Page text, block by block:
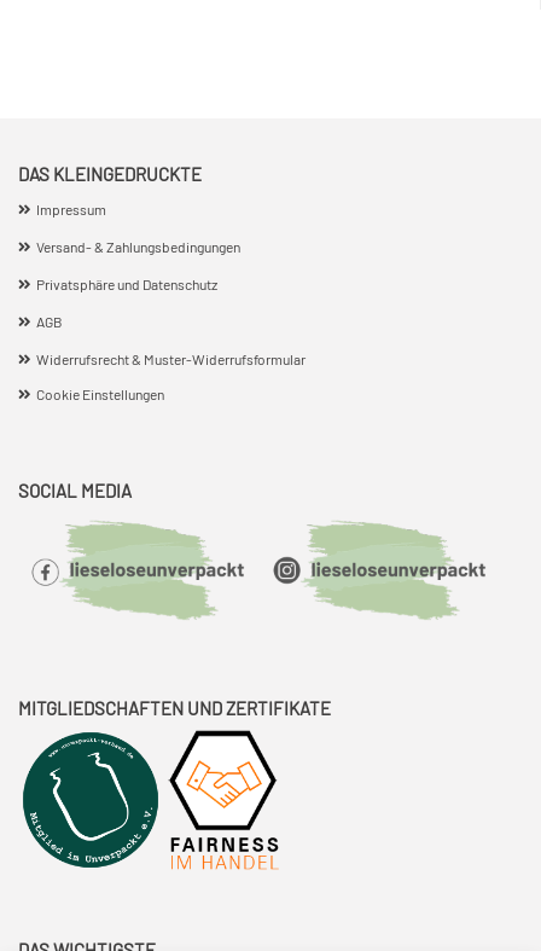
DAS KLEINGEDRUCKTE
Impressum
Versand- & Zahlungsbedingungen
Privatsphäre und Datenschutz
AGB
Widerrufsrecht & Muster-Widerrufsformular
Cookie Einstellungen
SOCIAL MEDIA
MITGLIEDSCHAFTEN UND ZERTIFIKATE